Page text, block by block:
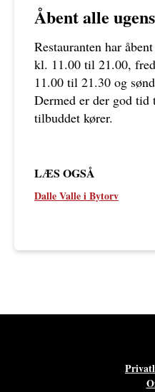
Åbent alle
Restauranten har
kl. 11.00 til 21.00,
11.00 til 21.30 og
Dermed er der god
tilbuddet kører.
LÆS OGSÅ
Dalle Valle i Bytorv